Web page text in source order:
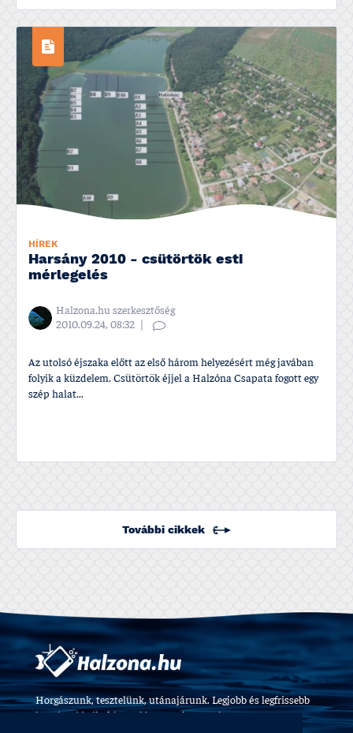
HÍREK
Harsány 2010 - csütörtök esti
mérlegelés
Halzona.hu szerkesztőség
2010.09.24, 08:32
Az utolsó éjszaka előtt az első három helyezésért még javában
folyik a küzdelem. Csütörtök éjjel a Halzóna Csapata fogott egy
szép halat...
További cikkek
Horgászunk, tesztelünk, utánajárunk. Legjobb és legfrissebb
horgászvideók, felszerelés tesztek 2009 óta.